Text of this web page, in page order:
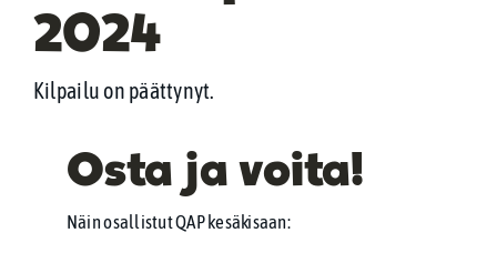
2024
Kilpailu on päättynyt.
Osta ja voita!
Näin osallistut QAP kesäkisaan: